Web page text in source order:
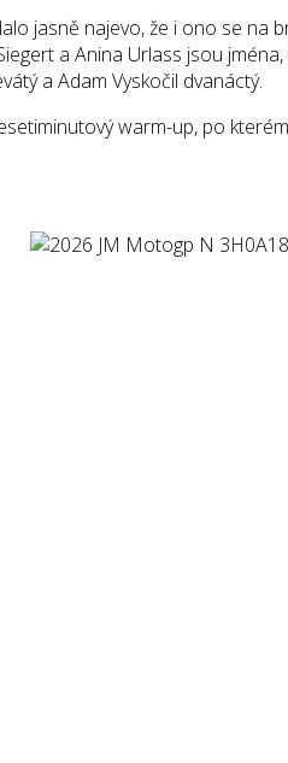
jasně najevo, že i ono se
a Anina Urlass jsou
a Adam Vyskočil dvanáctý.
warm-up, po